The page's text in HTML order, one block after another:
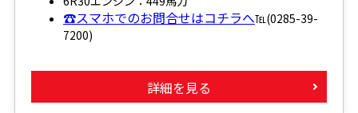
☎スマホでのお問合せはコチラへ℡(0285-39-
7200)
詳細を見る